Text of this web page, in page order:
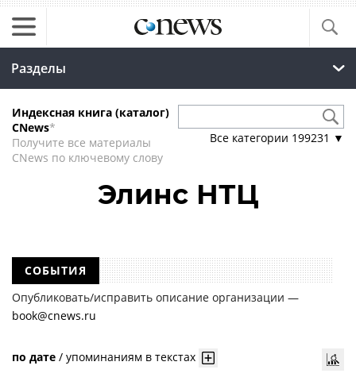
Разделы
Индексная книга (каталог)
CNews*
Получите все материалы
CNews по ключевому слову
Все категории 199231 ▼
Элинс НТЦ
СОБЫТИЯ
Опубликовать/исправить описание организации —
book@cnews.ru
по дате / упоминаниям в текстах